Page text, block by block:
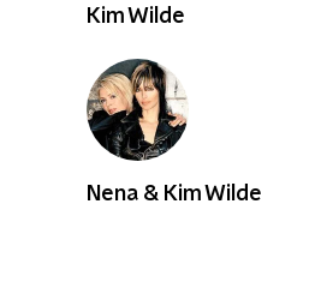
Kim Wilde
Nena & Kim Wilde